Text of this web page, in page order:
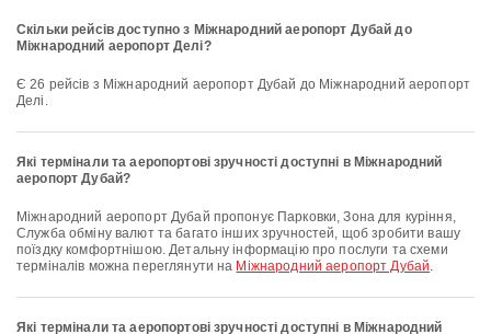
Скільки рейсів доступно з Міжнародний аеропорт Дубай до
Міжнародний аеропорт Делі?
Є 26 рейсів з Міжнародний аеропорт Дубай до Міжнародний аеропорт
Делі.
Які термінали та аеропортові зручності доступні в Міжнародний
аеропорт Дубай?
Міжнародний аеропорт Дубай пропонує Парковки, Зона для куріння,
Служба обміну валют та багато інших зручностей, щоб зробити вашу
поїздку комфортнішою. Детальну інформацію про послуги та схеми
терміналів можна переглянути на Міжнародний аеропорт Дубай.
Які термінали та аеропортові зручності доступні в Міжнародний